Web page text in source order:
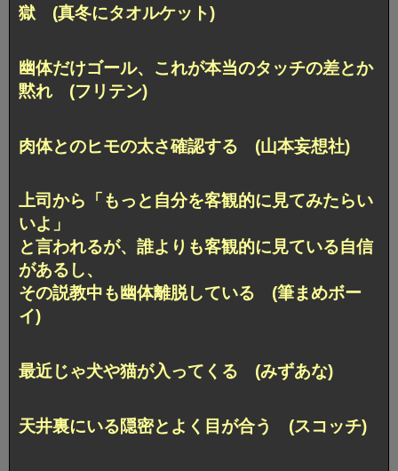
獄 (真冬にタオルケット)
幽体だけゴール、これが本当のタッチの差とか
黙れ (フリテン)
肉体とのヒモの太さ確認する (山本妄想社)
上司から「もっと自分を客観的に見てみたらい
いよ」
と言われるが、誰よりも客観的に見ている自信
があるし、
その説教中も幽体離脱している (筆まめボー
イ)
最近じゃ犬や猫が入ってくる (みずあな)
天井裏にいる隠密とよく目が合う (スコッチ)